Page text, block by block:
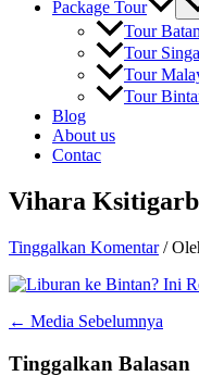
Package Tour
Tour
Tour
Tour
Tour
Blog
About us
Contac
Vihara
Tinggalkan Komentar /
← Media Sebelumnya
Tinggalkan Balasan